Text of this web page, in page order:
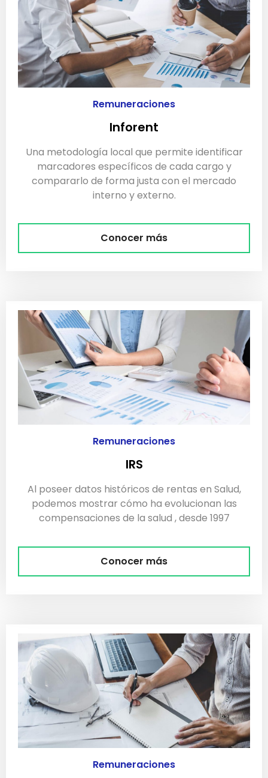
Remuneraciones
Inforent
Una metodología local que permite identificar
marcadores específicos de cada cargo y
compararlo de forma justa con el mercado
interno y externo.
Conocer más
Remuneraciones
IRS
Al poseer datos históricos de rentas en Salud,
podemos mostrar cómo ha evolucionan las
compensaciones de la salud , desde 1997
Conocer más
Remuneraciones